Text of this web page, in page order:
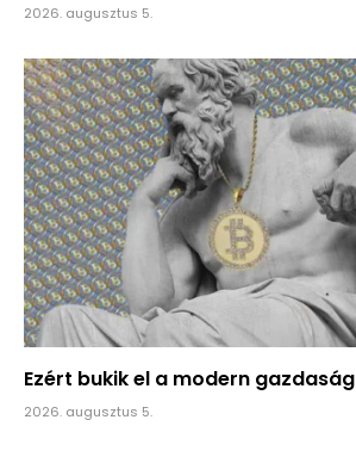
2026. augusztus 5.
Ezért bukik el a modern gazdaság
2026. augusztus 5.